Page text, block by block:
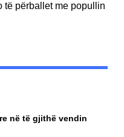
të përballet me popullin
në të gjithë vendin